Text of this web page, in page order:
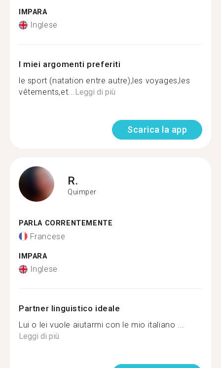
IMPARA
Inglese
I miei argomenti preferiti
le sport (natation entre autre),les voyages,les
vêtements,et...Leggi di più
Scarica la app
R.
Quimper
PARLA CORRENTEMENTE
Francese
IMPARA
Inglese
Partner linguistico ideale
Lui o lei vuole aiutarmi con le mio italiano ...
Leggi di più